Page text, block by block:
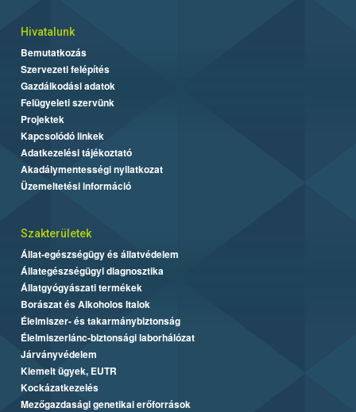
Hivatalunk
Bemutatkozás
Szervezeti felépítés
Gazdálkodási adatok
Felügyeleti szervünk
Projektek
Kapcsolódó linkek
Adatkezelési tájékoztató
Akadálymentességi nyilatkozat
Üzemeltetési információ
Szakterületek
Állat-egészségügy és állatvédelem
Állategészségügyi diagnosztika
Állatgyógyászati termékek
Borászat és Alkoholos Italok
Élelmiszer- és takarmánybiztonság
Élelmiszerlánc-biztonsági laborhálózat
Járványvédelem
Kiemelt ügyek, EUTR
Kockázatkezelés
Mezőgazdasági genetikai erőforrások